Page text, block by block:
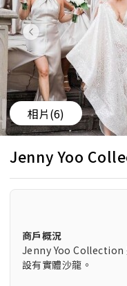
相片(6)
Jenny Yoo
商戶概況
Jenny Yoo Collection
設有實體沙龍。